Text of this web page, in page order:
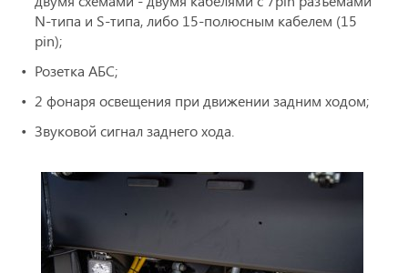
N-типа и S-типа, либо 15-полюсным кабелем (15
pin);
Розетка АБС;
2 фонаря освещения при движении задним ходом;
Звуковой сигнал заднего хода.